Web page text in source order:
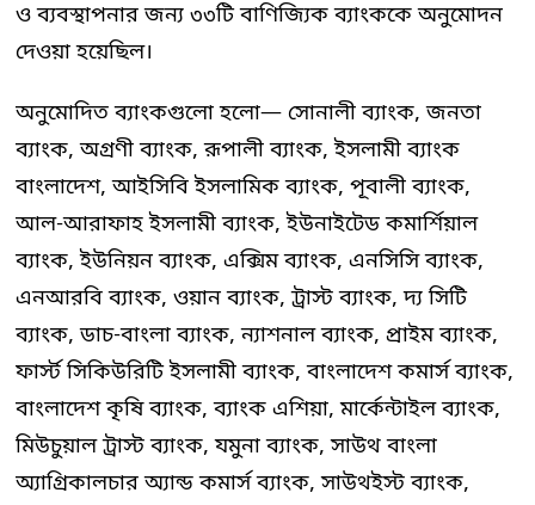
ও ব্যবস্থাপনার জন্য ৩৩টি বাণিজ্যিক ব্যাংককে অনুমোদন
দেওয়া হয়েছিল।
অনুমোদিত ব্যাংকগুলো হলো— সোনালী ব্যাংক, জনতা
ব্যাংক, অগ্রণী ব্যাংক, রূপালী ব্যাংক, ইসলামী ব্যাংক
বাংলাদেশ, আইসিবি ইসলামিক ব্যাংক, পূবালী ব্যাংক,
আল-আরাফাহ ইসলামী ব্যাংক, ইউনাইটেড কমার্শিয়াল
ব্যাংক, ইউনিয়ন ব্যাংক, এক্সিম ব্যাংক, এনসিসি ব্যাংক,
এনআরবি ব্যাংক, ওয়ান ব্যাংক, ট্রাস্ট ব্যাংক, দ্য সিটি
ব্যাংক, ডাচ-বাংলা ব্যাংক, ন্যাশনাল ব্যাংক, প্রাইম ব্যাংক,
ফার্স্ট সিকিউরিটি ইসলামী ব্যাংক, বাংলাদেশ কমার্স ব্যাংক,
বাংলাদেশ কৃষি ব্যাংক, ব্যাংক এশিয়া, মার্কেন্টাইল ব্যাংক,
মিউচুয়াল ট্রাস্ট ব্যাংক, যমুনা ব্যাংক, সাউথ বাংলা
অ্যাগ্রিকালচার অ্যান্ড কমার্স ব্যাংক, সাউথইস্ট ব্যাংক,